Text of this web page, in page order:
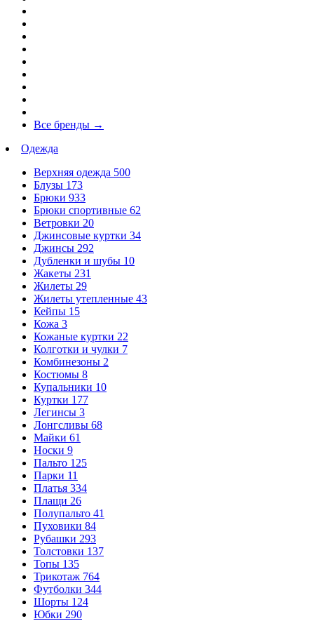
Все бренды →
Одежда
Верхняя одежда 500
Блузы 173
Брюки 933
Брюки спортивные 62
Ветровки 20
Джинсовые куртки 34
Джинсы 292
Дубленки и шубы 10
Жакеты 231
Жилеты 29
Жилеты утепленные 43
Кейпы 15
Кожа 3
Кожаные куртки 22
Колготки и чулки 7
Комбинезоны 2
Костюмы 8
Купальники 10
Куртки 177
Легинсы 3
Лонгсливы 68
Майки 61
Носки 9
Пальто 125
Парки 11
Платья 334
Плащи 26
Полупальто 41
Пуховики 84
Рубашки 293
Толстовки 137
Топы 135
Трикотаж 764
Футболки 344
Шорты 124
Юбки 290